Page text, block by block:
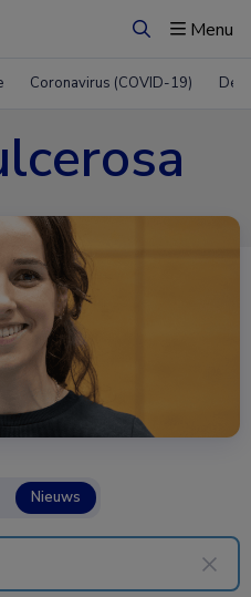
ZoekenMenu
Coronavirus (COVID-19)
Nieuws